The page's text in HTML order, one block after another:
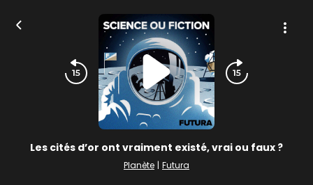
Les cités d’or ont vraiment existé, vrai ou faux ?
Planète | Futura